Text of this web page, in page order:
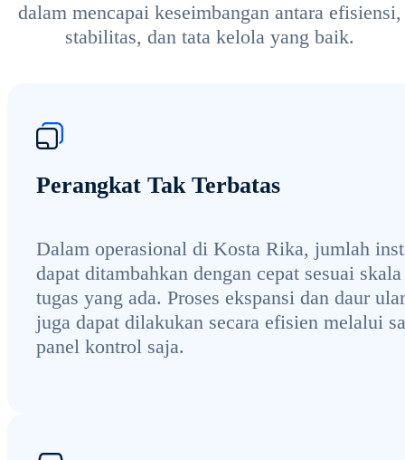
dalam mencapai keseimbangan antara efisiensi,
stabilitas, dan tata kelola yang baik.
Perangkat Tak Terbatas
Dalam operasional di Kosta Rika, jumlah
dapat ditambahkan dengan cepat sesuai skala
tugas yang ada. Proses ekspansi dan daur
juga dapat dilakukan secara efisien melalui
panel kontrol saja.